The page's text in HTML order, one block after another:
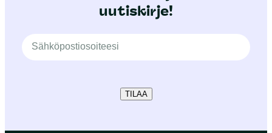
uutiskirje!
TILAA